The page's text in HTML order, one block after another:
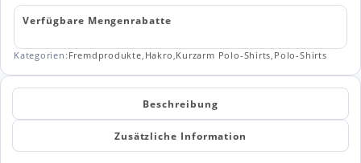
Verfügbare Mengenrabatte
Kategorien: Fremdprodukte, Hakro,Kurzarm Polo-Shirts, Polo-Shirts
Beschreibung
Zusätzliche Information